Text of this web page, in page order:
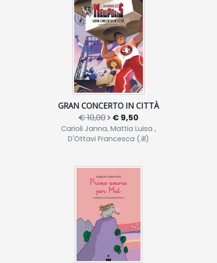
GRAN CONCERTO IN CITTÀ
€ 10,00 € 9,50
Carioli Janna, Mattia Luisa ,
D'Ottavi Francesca (.ill)